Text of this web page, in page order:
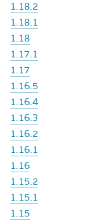
1.18.2
1.18.1
1.18
1.17.1
1.17
1.16.5
1.16.4
1.16.3
1.16.2
1.16.1
1.16
1.15.2
1.15.1
1.15